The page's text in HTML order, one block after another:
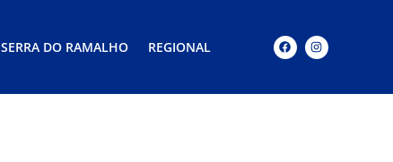
SERRA DO RAMALHO REGIONAL